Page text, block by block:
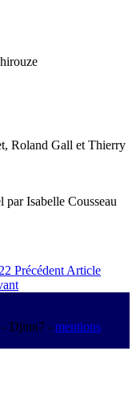
Roland Gall et Thierry
Isabelle Cousseau
Précédent Article
- Djinn7 - mentions